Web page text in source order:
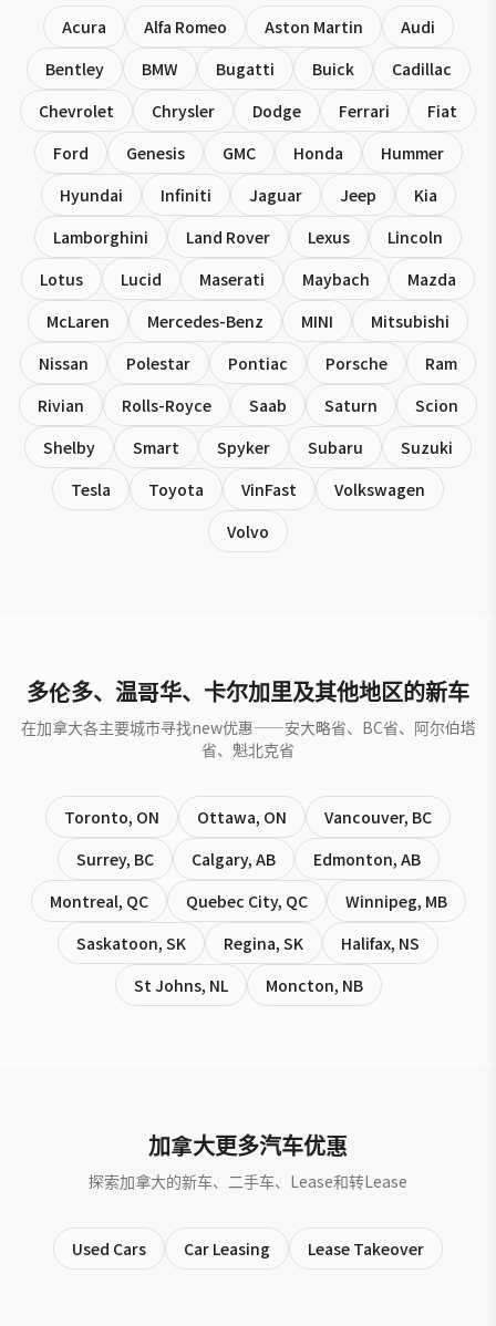
Acura Alfa Romeo Aston Martin
Audi
Bentley
BMW Bugatti Buick
Cadillac
Chevrolet
Chrysler Dodge Ferrari
Fiat
Ford
Genesis GMC Honda
Hummer
Hyundai
Infiniti Jaguar Jeep
Kia
Lamborghini
Land Rover Lexus
Lincoln
Lotus
Lucid Maserati Maybach
Mazda
McLaren
Mercedes-Benz MINI
Mitsubishi
Nissan
Polestar Pontiac Porsche
Ram
Rivian
Rolls-Royce Saab Saturn
Scion
Shelby
Smart Spyker Subaru
Suzuki
Tesla
Toyota VinFast
Volkswagen
Volvo
多伦多、温哥华、卡尔加里及其他地区的新车
在加拿大各主要城市寻找new优惠——安大略省、BC省、阿尔伯塔
省、魁北克省
Toronto, ON Ottawa, ON Vancouver, BC
Surrey, BC Calgary, AB Edmonton, AB
Montreal, QC Quebec City, QC Winnipeg, MB
Saskatoon, SK Regina, SK Halifax, NS
St Johns, NL Moncton, NB
加拿大更多汽车优惠
探索加拿大的新车、二手车、Lease和转Lease
Used Cars Car Leasing Lease Takeover